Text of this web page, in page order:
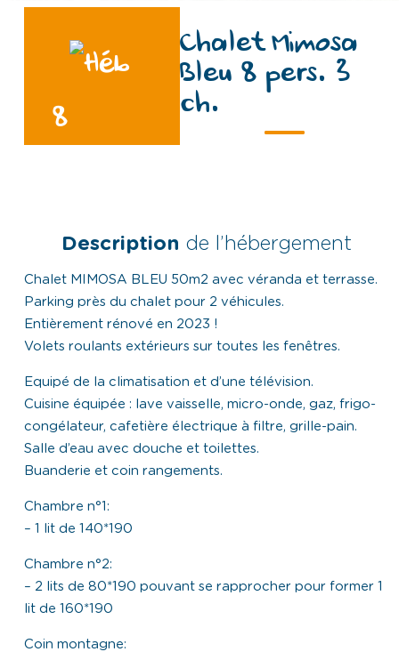
8
Chalet Mimosa
Bleu 8 pers. 3
ch.
Description de l’hébergement
Chalet MIMOSA BLEU 50m2 avec véranda et terrasse.
Parking près du chalet pour 2 véhicules.
Entièrement rénové en 2023 !
Volets roulants extérieurs sur toutes les fenêtres.
Equipé de la climatisation et d’une télévision.
Cuisine équipée : lave vaisselle, micro-onde, gaz, frigo-
congélateur, cafetière électrique à filtre, grille-pain.
Salle d’eau avec douche et toilettes.
Buanderie et coin rangements.
Chambre n°1:
– 1 lit de 140*190
Chambre n°2:
– 2 lits de 80*190 pouvant se rapprocher pour former 1
lit de 160*190
Coin montagne: